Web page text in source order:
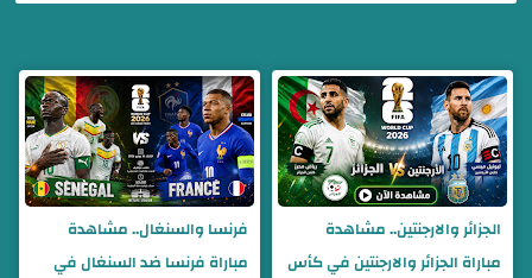
الجزائر والارجنتين.. مشاهدة
مباراة الجزائر والارجنتين في كأس
فرنسا والسنغال.. مشاهدة
مباراة فرنسا ضد السنغال في